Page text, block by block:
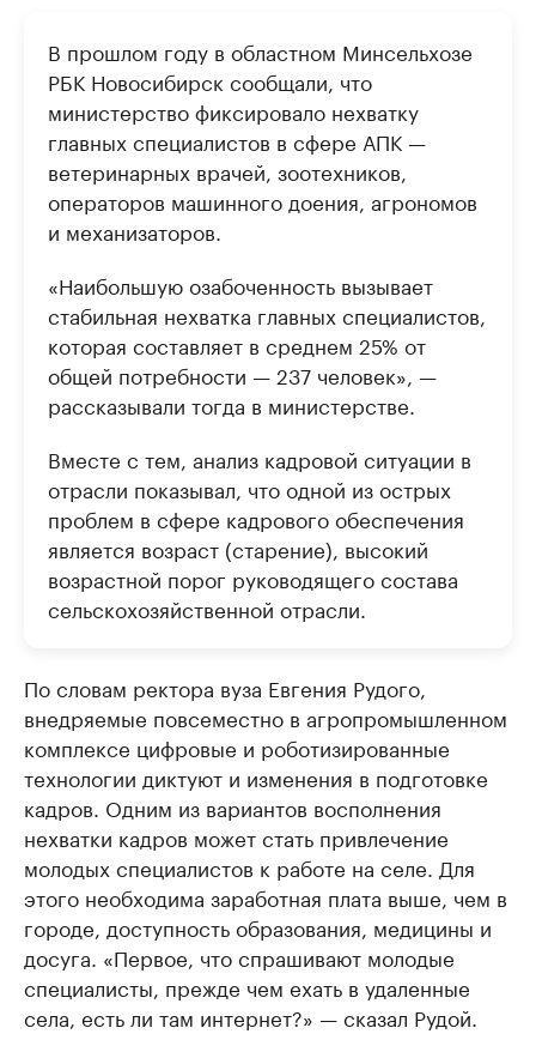
В прошлом году в областном Минсельхозе
РБК Новосибирск сообщали, что
министерство фиксировало нехватку
главных специалистов в сфере АПК —
ветеринарных врачей, зоотехников,
операторов машинного доения, агрономов
и механизаторов.
«Наибольшую озабоченность вызывает
стабильная нехватка главных специалистов,
которая составляет в среднем 25% от
общей потребности — 237 человек», —
рассказывали тогда в министерстве.
Вместе с тем, анализ кадровой ситуации в
отрасли показывал, что одной из острых
проблем в сфере кадрового обеспечения
является возраст (старение), высокий
возрастной порог руководящего состава
сельскохозяйственной отрасли.
По словам ректора вуза Евгения Рудого,
внедряемые повсеместно в агропромышленном
комплексе цифровые и роботизированные
технологии диктуют и изменения в подготовке
кадров. Одним из вариантов восполнения
нехватки кадров может стать привлечение
молодых специалистов к работе на селе. Для
этого необходима заработная плата выше, чем в
городе, доступность образования, медицины и
досуга. «Первое, что спрашивают молодые
специалисты, прежде чем ехать в удаленные
села, есть ли там интернет?» — сказал Рудой.